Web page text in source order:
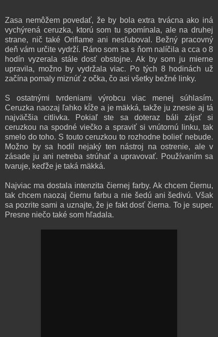
Zasa nemôžem povedať, že by bola extra trvácna ako iná
vychýrená ceruzka, ktorú som tu spomínala, ale na druhej
strane, nič také Oriflame ani nesľuboval. Bežný pracovný
deň vám určite vydrží. Ráno som sa s ňom nalíčila a cca o 8
hodín vyzerala stále dosť obstojne. Ak by som ju mierne
upravila, možno by vydržala viac. Po tých 8 hodinách už
začína pomaly miznúť z očka, čo asi všetky bežné linky.
S ostatnými tvrdeniami výrobcu viac menej súhlasím.
Ceruzka naozaj ľahko kĺže a je mäkká, takže ju znesie aj tá
najväčšia citlivka. Pokiaľ ste sa doteraz báli zájsť si
ceruzkou na spodné viečko a spraviť si vnútornú linku, tak
smelo do toho. S touto ceruzkou to rozhodne bolieť nebude.
Možno by sa hodil nejaký ten nástroj na ostrenie, ale v
zásade ju ani netreba strúhať a upravovať. Používaním sa
tvaruje, keďže je taká mäkká.
Najviac ma dostala intenzita čiernej farby. Ak chcem čiernu,
tak chcem naozaj čiernu farbu a nie šedú ani šedivú. Však
sa pozrite sami a uznajte, že je fakt dosť čierna. To je super.
Presne niečo také som hľadala.